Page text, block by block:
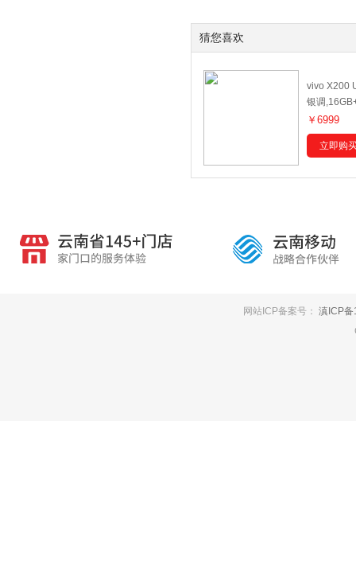
猜您喜欢
vivo X200
银调
￥6999
立即购
网站ICP备案号： 滇ICP